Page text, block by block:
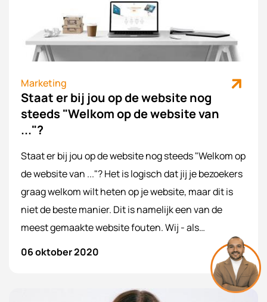
Marketing
Staat er bij jou op de website nog
steeds "Welkom op de website van
..."?
Staat er bij jou op de website nog steeds "Welkom op
de website van ..."? Het is logisch dat jij je bezoekers
graag welkom wilt heten op je website, maar dit is
niet de beste manier. Dit is namelijk een van de
meest gemaakte website fouten. Wij - als
internetbureau - weten dit als geen ander en
vertellen je waarom 'welkom op de website van...' de
website killer is en wat juist wel de beste invulling is.
06 oktober 2020